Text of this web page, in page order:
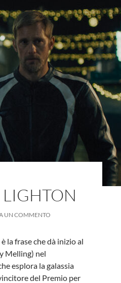
LIGHTON
UN COMMENTO
la frase che dà inizio al
Melling) nel
esplora la galassia
del Premio per